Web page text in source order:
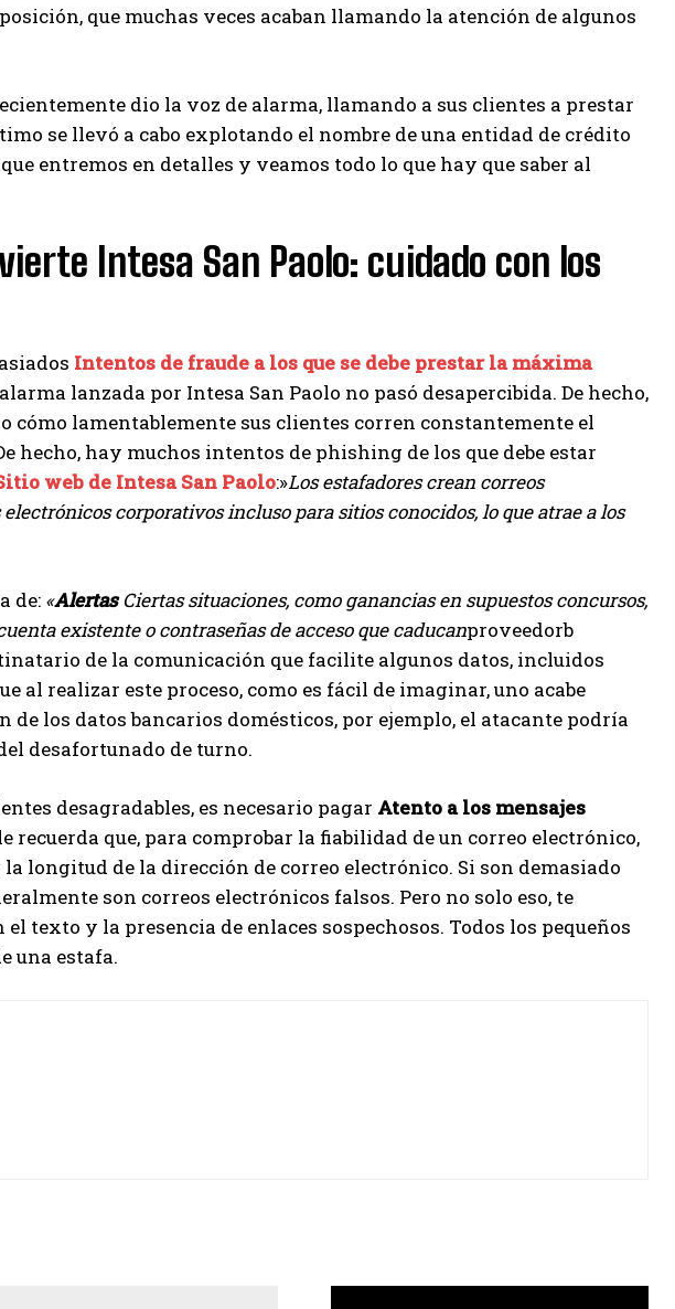
que muchas veces acaban llamando la atención de algunos
dio la voz de alarma, llamando a sus clientes a prestar
se llevó a cabo explotando el nombre de una entidad de crédito
entremos en detalles y veamos todo lo que hay que saber al
Intesa San Paolo: cuidado con los
Intentos de fraude a los que se debe prestar la máxima
lanzada por Intesa San Paolo no pasó desapercibida. De hecho,
cómo lamentablemente sus clientes corren constantemente el
hecho, hay muchos intentos de phishing de los que debe estar
web de Intesa San Paolo:»Los estafadores crean correos
corporativos incluso para sitios conocidos, lo que atrae a los
de: «AlertasCiertas situaciones, como ganancias en supuestos concursos,
existente o contraseñas de acceso que caducanproveedorb
de la comunicación que facilite algunos datos, incluidos
al realizar este proceso, como es fácil de imaginar, uno acabe
de los datos bancarios domésticos, por ejemplo, el atacante podría
desafortunado de turno.
desagradables, es necesario pagar Atento a los mensajes
recuerda que, para comprobar la fiabilidad de un correo electrónico,
longitud de la dirección de correo electrónico. Si son demasiado
son correos electrónicos falsos. Pero no solo eso, te
texto y la presencia de enlaces sospechosos. Todos los pequeños
una estafa.